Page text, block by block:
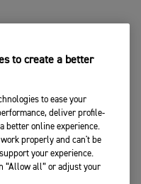
to create a better
to ease your
deliver profile-
better online experience.
properly and can't be
your experience.
“Allow all” or adjust your